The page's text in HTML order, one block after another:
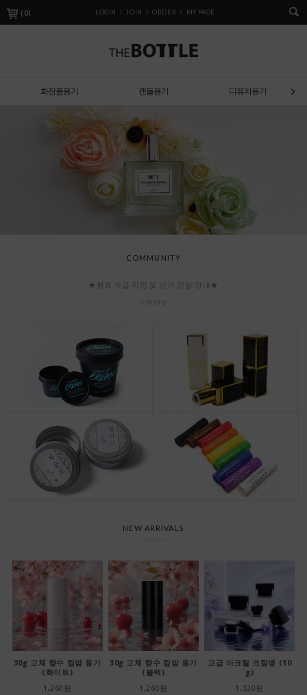
( 0) LOGIN / JOIN / ORDER / MY PAGE
화장품용기 캔들용기 디퓨저용기
COMMUNITY
★원료 수급 지연 및 단가 인상 안내★
+ more
NEW ARRIVALS
30g 고체 향수 립밤 용기
(화이트)
1,260원
30g 고체 향수 립밤 용기
(블랙)
1,260원
고급 아크릴 크림병 (10
g)
1,320원